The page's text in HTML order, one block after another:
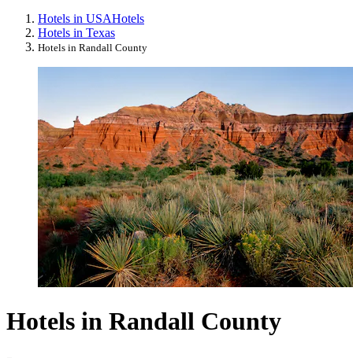
Hotels in USAHotels
Hotels in Texas
Hotels in Randall County
Hotels in Randall County